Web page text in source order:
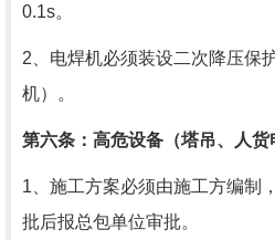
0.1s。
2、电焊机必须装设二次降压保
机）。
第六条：高危设备（塔吊、人货
1、施工方案必须由施工方编制
批后报总包单位审批。